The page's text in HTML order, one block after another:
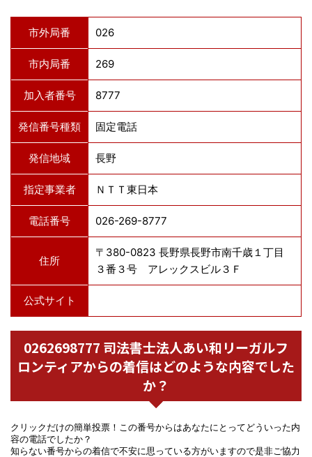
市外局番 026
市内局番 269
加入者番号 8777
発信番号種類 固定電話
発信地域 長野
指定事業者 ＮＴＴ東日本
電話番号 026-269-8777
住所
〒380-0823 長野県長野市南千歳１丁目
３番３号 アレックスビル３Ｆ
公式サイト
0262698777 司法書士法人あい和リーガルフ
ロンティアからの着信はどのような内容でした
か？
クリックだけの簡単投票！この番号からはあなたにとってどういった内
容の電話でしたか？
知らない番号からの着信で不安に思っている方がいますので是非ご協力